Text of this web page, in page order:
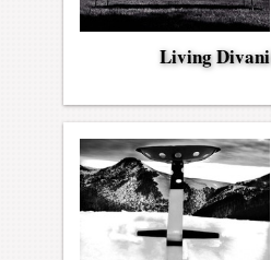
Living Divani